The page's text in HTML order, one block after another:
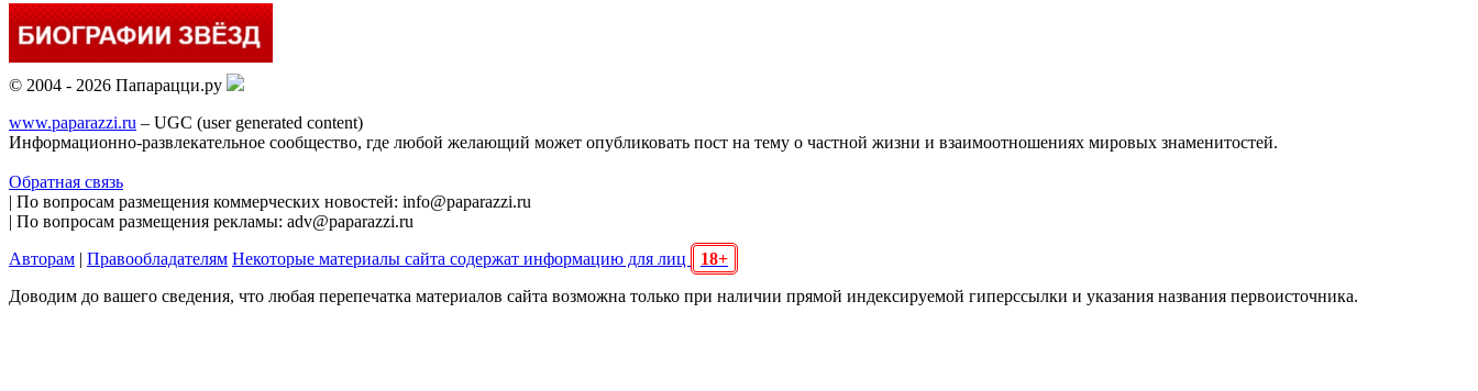
© 2004 - 2026 Папарацци.ру
www.paparazzi.ru – UGC (user generated content)
Информационно-развлекательное сообщество, где любой желающий может опубликовать пост на тему о частной жизни и взаимоотношениях мировых знаменитостей.
Обратная связь
| По вопросам размещения коммерческих новостей: info@paparazzi.ru
| По вопросам размещения рекламы: adv@paparazzi.ru
Авторам | Правообладателям Некоторые материалы сайта содержат информацию для лиц
18+
Доводим до вашего сведения, что любая перепечатка материалов сайта возможна только при наличии прямой индексируемой гиперссылки и указания названия первоисточника.